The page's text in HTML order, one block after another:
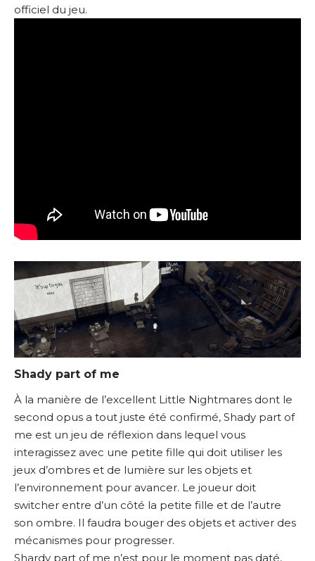
officiel du jeu.
Shady part of me
À la manière de l’excellent Little Nightmares dont le
second opus a tout juste été confirmé, Shady part of
me est un jeu de réflexion dans lequel vous
interagissez avec une petite fille qui doit utiliser les
jeux d’ombres et de lumière sur les objets et
l’environnement pour avancer. Le joueur doit
switcher entre d’un côté la petite fille et de l’autre
son ombre. Il faudra bouger des objets et activer des
mécanismes pour progresser.
Shardy part of me n’est pour le moment pas daté,